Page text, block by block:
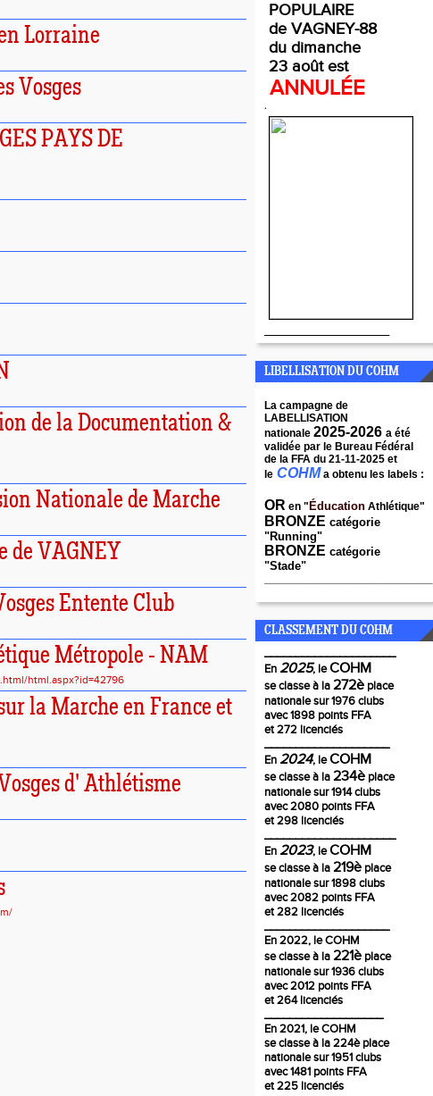
Lorraine
Vosges
PAYS DE
de la Documentation &
Nationale de Marche
de VAGNEY
Entente Club
Métropole - NAM
html.aspx?id=42796
la Marche en France et
d' Athlétisme
POPULAIRE
de VAGNEY-88
du dimanche
23 août est
ANNULÉE
.
LIBELLISATION DU COHM
La campagne de
LABELLISATION
nationale 2025-2026 a été
validée par le Bureau Fédéral
de la FFA du 21-11-2025 et
le COHM a obtenu les labels :
OR en " Éducation Athlétique"
BRONZE catégorie
"Running"
BRONZE catégorie
"Stade"
CLASSEMENT DU COHM
_____________________
En2025, leCOHM
se classe à la272è place
nationale sur 1976 clubs
avec 1898 points FFA
et 272 licenciés
____________________
En2024, leCOHM
se classe à la234è place
nationale sur 1914 clubs
avec 2080 points FFA
et 298 licenciés
_____________________
En2023, leCOHM
se classe à la219è place
nationale sur 1898 clubs
avec 2082 points FFA
et 282 licenciés
____________________
En2022, le COHM
se classe à la221è place
nationale sur 1936 clubs
avec 2012 points FFA
et 264 licenciés
___________________
En 2021, le COHM
se classe à la224èplace
nationale sur 1951 clubs
avec 1481 points FFA
et 225 licenciés